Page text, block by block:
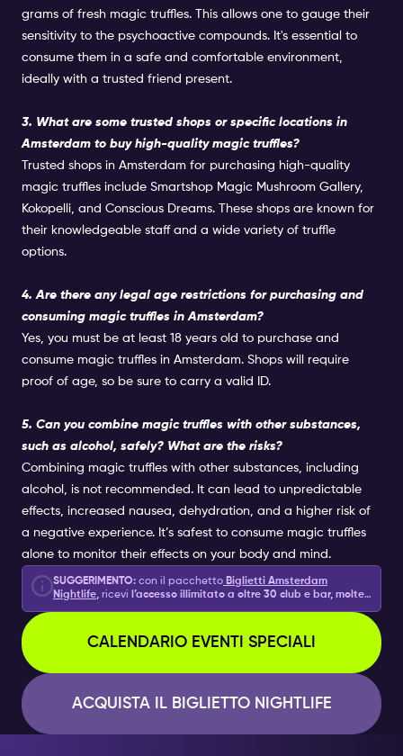
grams of fresh magic truffles. This allows one to gauge their
sensitivity to the psychoactive compounds. It's essential to
consume them in a safe and comfortable environment,
ideally with a trusted friend present.
3. What are some trusted shops or specific locations in
Amsterdam to buy high-quality magic truffles?
Trusted shops in Amsterdam for purchasing high-quality
magic truffles include Smartshop Magic Mushroom Gallery,
Kokopelli, and Conscious Dreams. These shops are known for
their knowledgeable staff and a wide variety of truffle
options.
4. Are there any legal age restrictions for purchasing and
consuming magic truffles in Amsterdam?
Yes, you must be at least 18 years old to purchase and
consume magic truffles in Amsterdam. Shops will require
proof of age, so be sure to carry a valid ID.
5. Can you combine magic truffles with other substances,
such as alcohol, safely? What are the risks?
Combining magic truffles with other substances, including
alcohol, is not recommended. It can lead to unpredictable
effects, increased nausea, dehydration, and a higher risk of
a negative experience. It’s safest to consume magic truffles
alone to monitor their effects on your body and mind.
SUGGERIMENTO: con il pacchetto Biglietti Amsterdam
Nightlife, ricevi l’accesso illimitato a oltre 30 club e bar, molte
champagne e la crociera sul canale!
CALENDARIO EVENTI SPECIALI
ACQUISTA IL BIGLIETTO NIGHTLIFE